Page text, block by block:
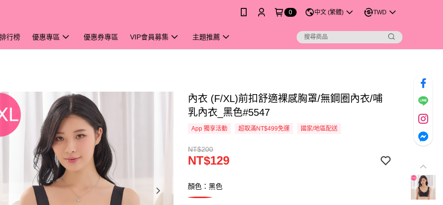
0 中文 (繁體) TWD
行榜 優惠專區 優惠券專區 VIP會員募集 主題推薦
內衣 (F/XL)前扣舒適裸感胸罩/無鋼圈內衣/哺
乳內衣_黑色#5547
App 獨享活動 超取滿NT$499免運 國家/地區配送
NT$200
NT$129
顏色：黑色